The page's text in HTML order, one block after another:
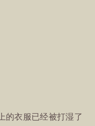
的衣服已经被打湿了